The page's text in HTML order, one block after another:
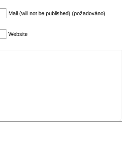
Mail (will not be published) (požadováno)
Website